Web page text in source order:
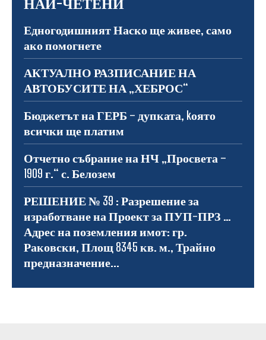
Едногодишният Наско ще живее, само
ако помогнете
АКТУАЛНО РАЗПИСАНИЕ НА
АВТОБУСИТЕ НА „ХЕБРОС“
Бюджетът на ГЕРБ – дупката, kоято
всички ще платим
Отчетно събрание на НЧ „Просвета –
1909 г.“ с. Белозем
РЕШЕНИЕ № 39 : Разрешение за
изработване на Проект за ПУП-ПРЗ …
Адрес на поземления имот: гр.
Раковски, Площ 8345 кв. м., Трайно
предназначение...